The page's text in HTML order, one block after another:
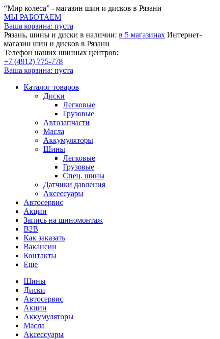
“Мир колеса” - магазин шин и дисков в Рязани
МЫ РАБОТАЕМ
Ваша корзина: пуста
Рязань, шины и диски в наличии: в 5 магазинах Интернет-
магазин шин и дисков в Рязани
Телефон наших шинных центров:
+7 (4912) 775-778
Ваша корзина: пуста
Каталог товаров
Диски
Легковые
Грузовые
Автозапчасти
Масла
Аккумуляторы
Шины
Легковые
Грузовые
Спец. шины
Датчики давления
Аксессуары
Автосервис
Акции
Запись на шиномонтаж
B2B
Как заказать
Вакансии
Контакты
Еще
Шины
Диски
Автосервис
Акции
Аккумуляторы
Масла
Аксессуары